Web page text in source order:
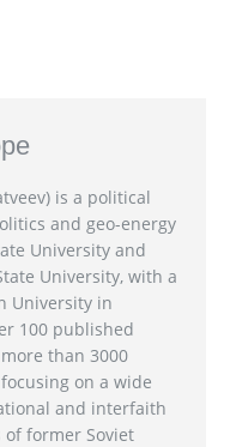
is a political
and geo-energy
University and
University, with a
University in
100 published
than 3000
on a wide
and interfaith
former Soviet